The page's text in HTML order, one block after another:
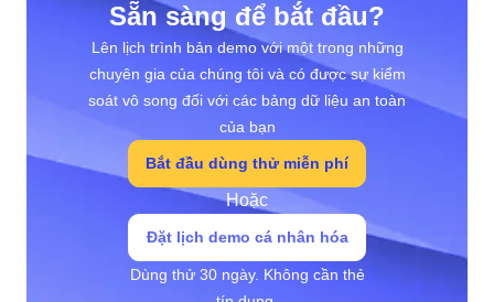
Sẵn sàng để bắt đầu?
Lên lịch trình bản demo với một trong những
chuyên gia của chúng tôi và có được sự kiểm
soát vô song đối với các bảng dữ liệu an toàn
của bạn
Bắt đầu dùng thử miễn phí
Hoặc
Đặt lịch demo cá nhân hóa
Dùng thử 30 ngày. Không cần thẻ